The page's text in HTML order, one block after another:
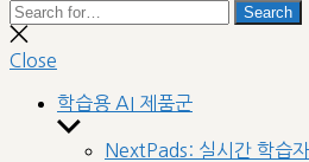
Search
for:
Search
Close
search
Close
학습용 AI 제품군
Show
sub
NextPads: 실시간 학습